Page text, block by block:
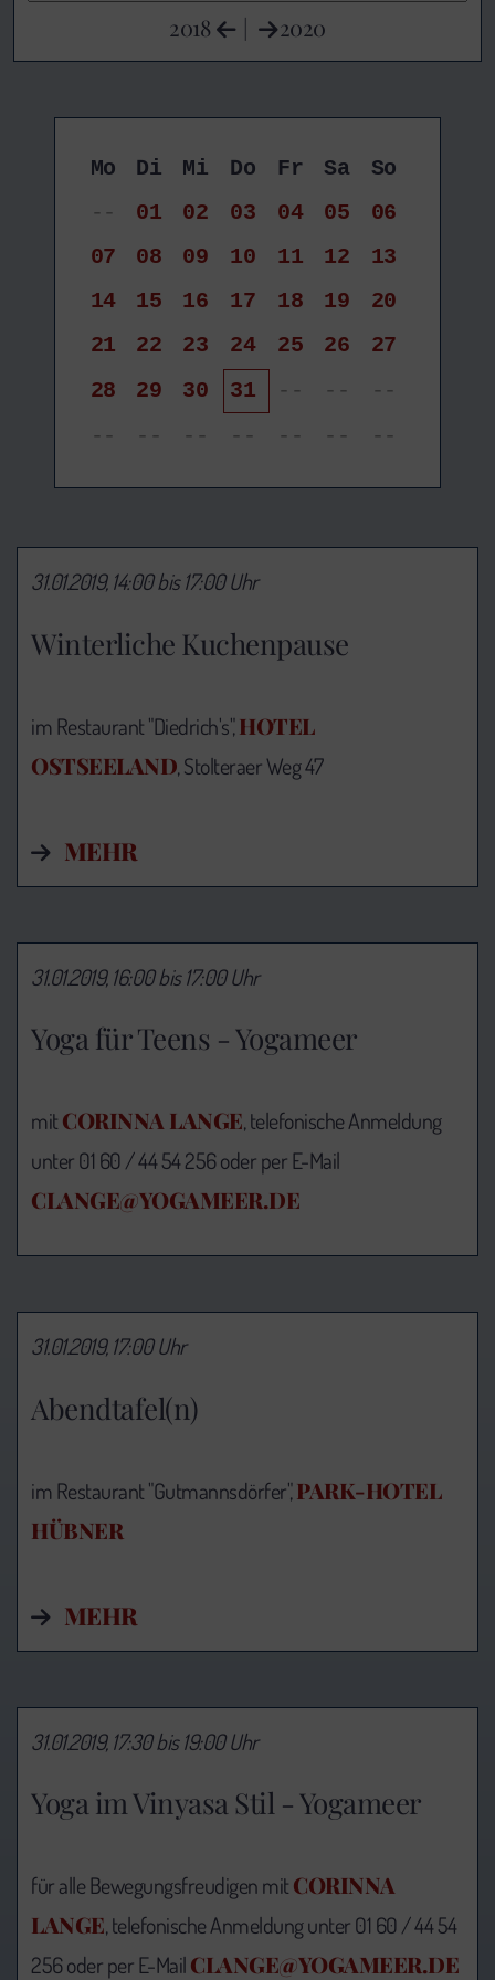
2018 | 2020
Mo Di Mi Do Fr Sa
So
--
01 02 03 04 05
06
07
08 09 10 11 12
13
14
15 16 17 18 19
20
21
22 23 24 25 26
27
28
29 30 31 -- --
--
--
-- -- -- -- -- --
Winterliche Kuchenpause
31.01.2019, 14:00 bis 17:00 Uhr
im Restaurant "Diedrich's",HOTEL
OSTSEELAND, Stolteraer Weg 47
MEHR
Yoga für Teens - Yogameer
31.01.2019, 16:00 bis 17:00 Uhr
mitCORINNA LANGE, telefonische Anmeldung
unter 01 60 / 44 54 256 oder per E-Mail
CLANGE@YOGAMEER.DE
Abendtafel(n)
31.01.2019, 17:00 Uhr
im Restaurant "Gutmannsdörfer",PARK-HOTEL
HÜBNER
MEHR
Yoga im Vinyasa Stil - Yogameer
31.01.2019, 17:30 bis 19:00 Uhr
für alle Bewegungsfreudigen mitCORINNA
LANGE, telefonische Anmeldung unter 01 60 / 44 54
256 oder per E-MailCLANGE@YOGAMEER.DE